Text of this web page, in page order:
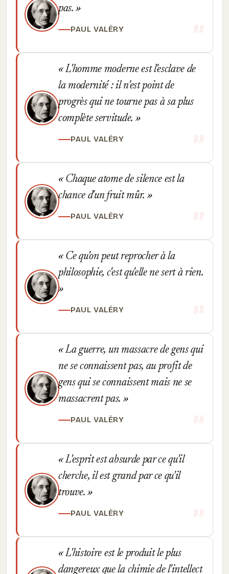
pas.
PAUL VALÉRY
L'homme moderne est l'esclave de
la modernité : il n'est point de
progrès qui ne tourne pas à sa plus
complète servitude.
PAUL VALÉRY
Chaque atome de silence est la
chance d'un fruit mûr.
PAUL VALÉRY
Ce qu'on peut reprocher à la
philosophie, c'est qu'elle ne sert à rien.
PAUL VALÉRY
La guerre, un massacre de gens qui
ne se connaissent pas, au profit de
gens qui se connaissent mais ne se
massacrent pas.
PAUL VALÉRY
L'esprit est absurde par ce qu'il
cherche, il est grand par ce qu'il
trouve.
PAUL VALÉRY
L'histoire est le produit le plus
dangereux que la chimie de l'intellect